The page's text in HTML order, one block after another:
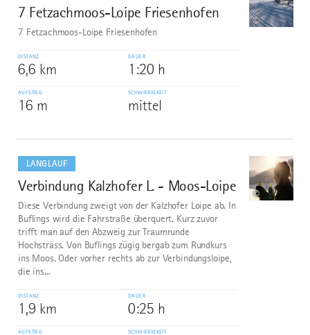
9
7 Fetzachmoos-Loipe Friesenhofen
©
7 Fetzachmoos-Loipe Friesenhofen
DISTANZ
6,6 km
DAUER
1:20 h
AUFSTIEG
16 m
SCHWIERIGKEIT
mittel
LANGLAUF
10
Verbindung Kalzhofer L. - Moos-Loipe
©
Diese Verbindung zweigt von der Kalzhofer Loipe ab. In
Buflings wird die Fahrstraße überquert. Kurz zuvor
trifft man auf den Abzweig zur Traumrunde
Hochsträss. Von Buflings zügig bergab zum Rundkurs
ins Moos. Oder vorher rechts ab zur Verbindungsloipe,
die ins...
DISTANZ
1,9 km
DAUER
0:25 h
AUFSTIEG SCHWIERIGKEIT
dazu